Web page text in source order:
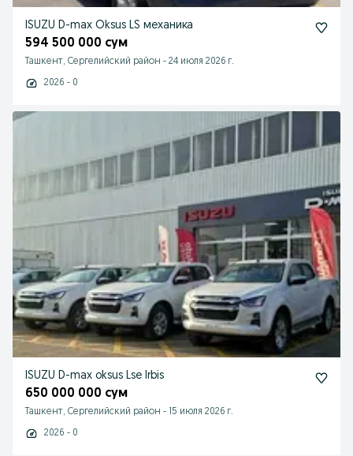
ISUZU D-max Oksus LS механика
594 500 000 сум
Ташкент, Сергелийский район - 24 июля 2026 г.
2026 - 0
ISUZU D-max oksus Lse Irbis
650 000 000 сум
Ташкент, Сергелийский район - 15 июля 2026 г.
2026 - 0